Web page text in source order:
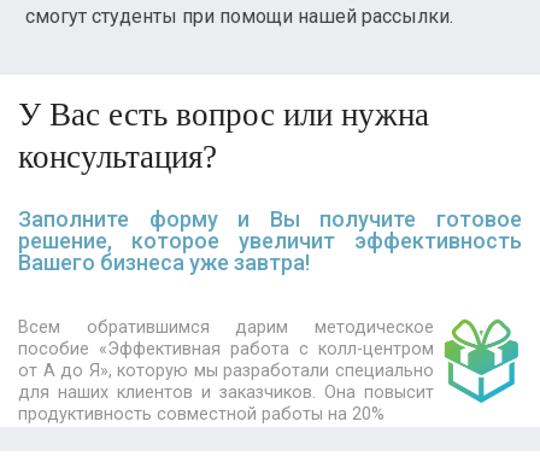
смогут студенты при помощи нашей рассылки.
У Вас есть вопрос или нужна
консультация?
Заполните форму и Вы получите готовое
решение, которое увеличит эффективность
Вашего бизнеса уже завтра!
Всем обратившимся дарим методическое
пособие «Эффективная работа с колл-центром
от А до Я», которую мы разработали специально
для наших клиентов и заказчиков. Она повысит
продуктивность совместной работы на 20%